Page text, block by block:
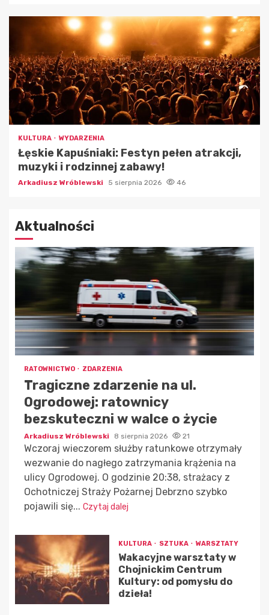
KULTURA WYDARZENIA
Łęskie Kapuśniaki: Festyn pełen atrakcji,
muzyki i rodzinnej zabawy!
Arkadiusz Wróblewski 5 sierpnia 2026 46
Aktualności
RATOWNICTWO ZDARZENIA
Tragiczne zdarzenie na ul.
Ogrodowej: ratownicy
bezskuteczni w walce o życie
Arkadiusz Wróblewski 8 sierpnia 2026 21
Wczoraj wieczorem służby ratunkowe otrzymały
wezwanie do nagłego zatrzymania krążenia na
ulicy Ogrodowej. O godzinie 20:38, strażacy z
Ochotniczej Straży Pożarnej Debrzno szybko
pojawili się... Czytaj dalej
KULTURA SZTUKA WARSZTATY
Wakacyjne warsztaty w
Chojnickim Centrum
Kultury: od pomysłu do
dzieła!